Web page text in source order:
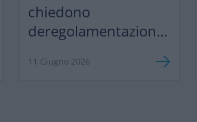
chiedono
deregolamentazione,
11 Giugno 2026